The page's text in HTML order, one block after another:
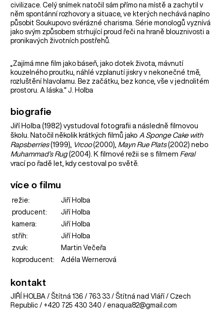
civilizace. Celý snímek natočil sám přímo na místě a zachytil v
něm spontánní rozhovory a situace, ve kterých nechává naplno
působit Soukupovo svérázné charisma. Série monologů vyznívá
jako svým způsobem strhující proud řeči na hraně blouznivosti a
pronikavých životních postřehů.
„Zajímá mne film jako báseň, jako dotek života, mávnutí
kouzelného proutku, náhlé vzplanutí jiskry v nekonečné tmě,
rozluštění hlavolamu. Bez začátku, bez konce, vše v jednolitém
prostoru. A láska.“ J. Holba
biografie
Jiří Holba (1982) vystudoval fotografii a následně filmovou
školu. Natočil několik krátkých filmů jako A Sponge Cake with
Rapsberries(1999), Vrcoo(2000), Mayn Rue Plats(2002) nebo
Muhammad’s Rug(2004). K filmové režii se s filmem Feral
vrací po řadě let, kdy cestoval po světě.
více o filmu
režie:
Jiří Holba
producent:
Jiří Holba
kamera:
Jiří Holba
střih:
Jiří Holba
zvuk:
Martin Večeřa
koproducent:
Adéla Wernerová
kontakt
JIŘÍ HOLBA /Štítná 136 / 763 33 /Štítná nad Vláří / Czech
Republic / +420 725 430 340 / enaqua82@gmail.com